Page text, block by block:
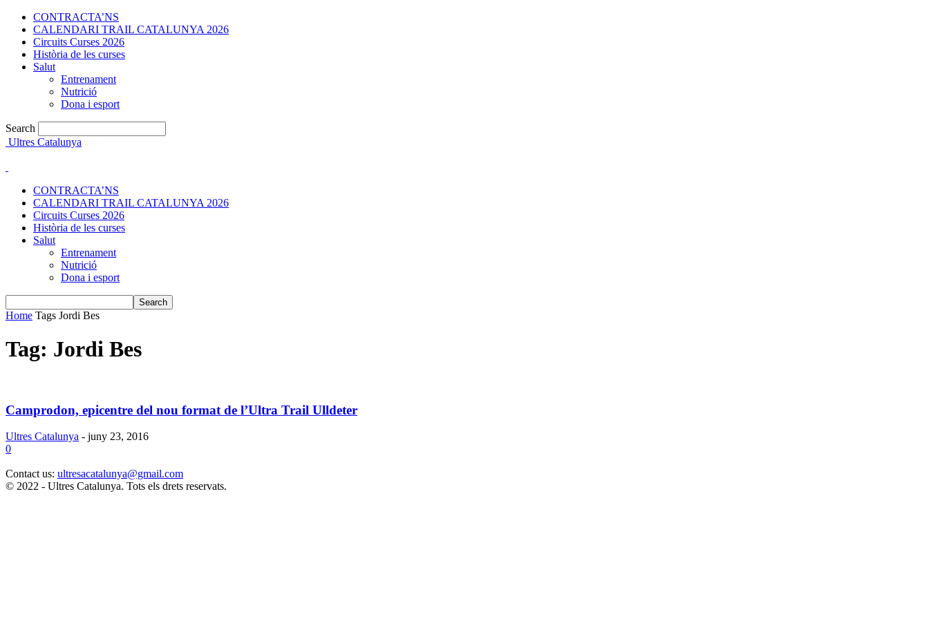
CONTRACTA’NS
CALENDARI TRAIL CATALUNYA 2026
Circuits Curses 2026
Història de les curses
Salut
Entrenament
Nutrició
Dona i esport
Search
Ultres Catalunya
CONTRACTA’NS
CALENDARI TRAIL CATALUNYA 2026
Circuits Curses 2026
Història de les curses
Salut
Entrenament
Nutrició
Dona i esport
Home Tags Jordi Bes
Tag: Jordi Bes
Camprodon, epicentre del nou format de l’Ultra Trail Ulldeter
Ultres Catalunya - juny 23, 2016
0
Contact us: ultresacatalunya@gmail.com
© 2022 - Ultres Catalunya. Tots els drets reservats.